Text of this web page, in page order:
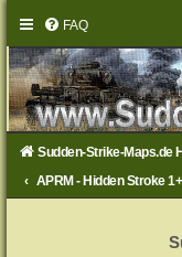
FAQ
Sudden-Strike-Maps.de
APRM - Hidden Stroke